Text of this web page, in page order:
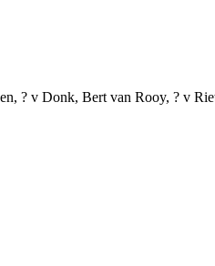
? v Donk, Bert van Rooy, ? v